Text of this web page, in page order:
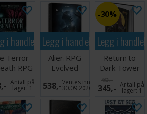
i handlekurven
Terror
RPG
Antall på
lager:1
Legg i handlekurven
Alien RPG
Evolved
Starter Set
538,-Ventes inn
30.09.2026
Legg i
30%
Return to
Dark Tower
RPG Core
Rules
493,-
345,- Antall på
lager:1